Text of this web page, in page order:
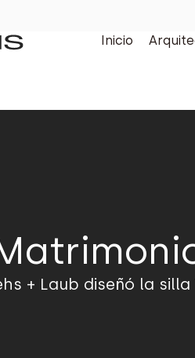
Inicio
+ Laub diseñó la